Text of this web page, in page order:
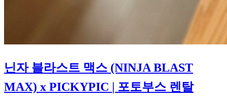
닌자 블라스트 맥스 (NINJA BLAST
MAX) x PICKYPIC
| 포토부스 렌탈